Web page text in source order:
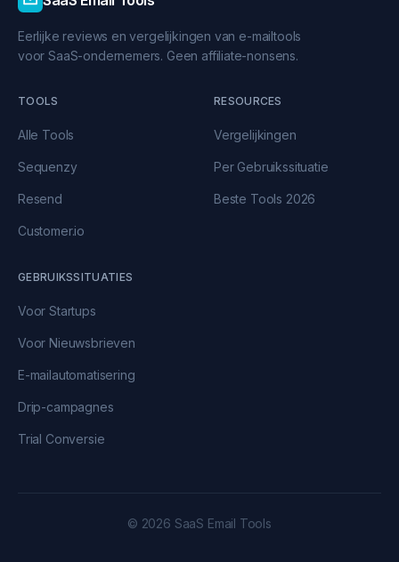
Eerlijke reviews en vergelijkingen van e-mailtools
voor SaaS-ondernemers. Geen affiliate-nonsens.
TOOLS
Alle Tools
Sequenzy
Resend
Customer.io
RESOURCES
Vergelijkingen
Per Gebruikssituatie
Beste Tools 2026
GEBRUIKSSITUATIES
Voor Startups
Voor Nieuwsbrieven
E-mailautomatisering
Drip-campagnes
Trial Conversie
© 2026 SaaS Email Tools